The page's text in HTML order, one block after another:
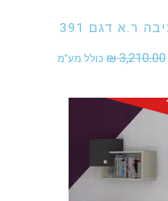
ר.א דגם 391
₪3,210.00
המחיר
היה:
המחיר
כולל מע"מ
התקשר